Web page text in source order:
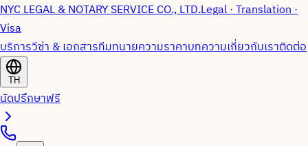
NYC LEGAL & NOTARY SERVICE CO., LTD.Legal · Translation ·
Visa
บริการวีซ่า & เอกสารทีมทนายความราคาบทความเกี่ยวกับเราติดต่อ
TH
นัดปรึกษาฟรี